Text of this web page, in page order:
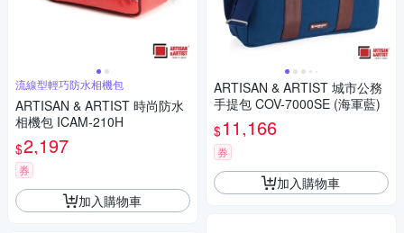
流線型輕巧防水相機包
ARTISAN & ARTIST 時尚防水
相機包 ICAM-210H
$2,197
券
加入購物車
ARTISAN & ARTIST 城市公務
手提包 COV-7000SE (海軍藍)
$11,166
券
加入購物車